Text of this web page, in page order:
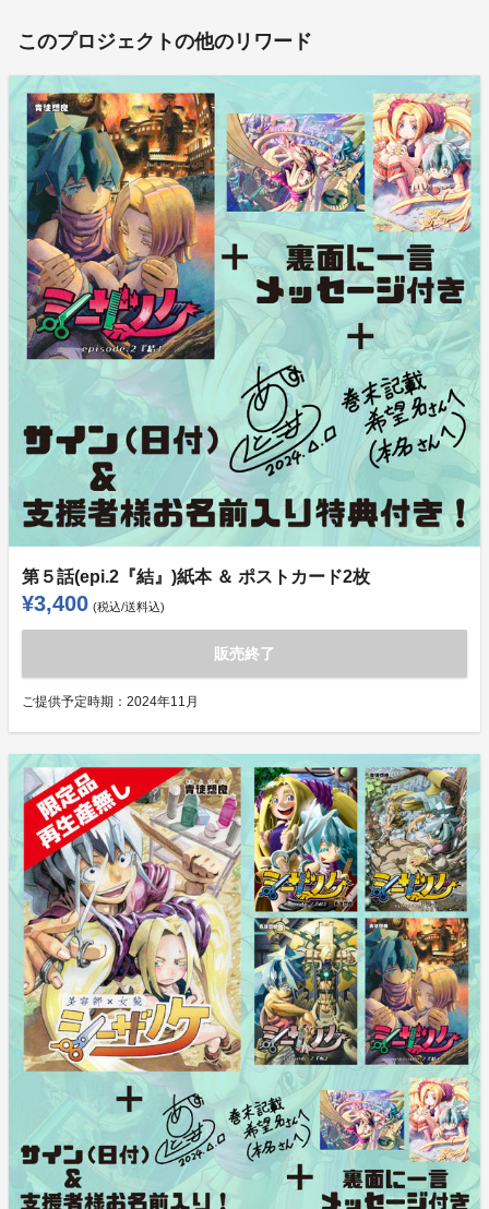
このプロジェクトの他のリワード
第５話(epi.2『結』)紙本 ＆ ポストカード2枚
¥3,400 (税込/送料込)
販売終了
ご提供予定時期： 2024年11月